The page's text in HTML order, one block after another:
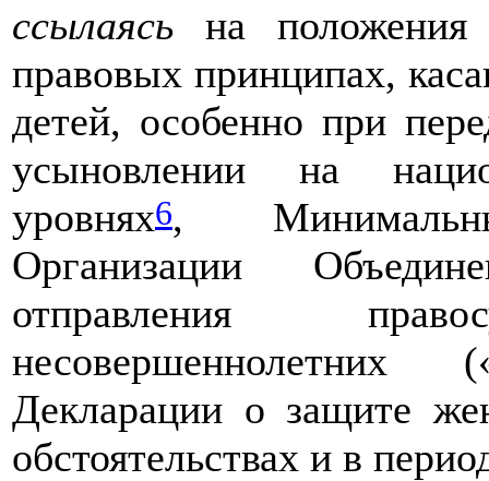
ссылаясь на
правовых принципах,
детей, особенно при
усыновлении на
уровнях6,
Организации
отправления
несовершеннолетних
Декларации о защите
обстоятельствах и в